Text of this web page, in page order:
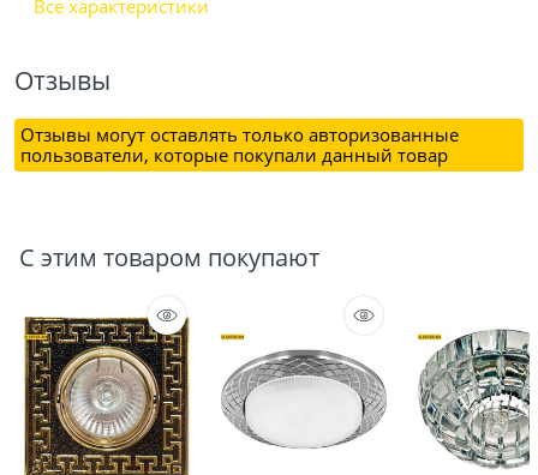
Все характеристики
Отзывы
Отзывы могут оставлять только авторизованные
пользователи, которые покупали данный товар
С этим товаром покупают